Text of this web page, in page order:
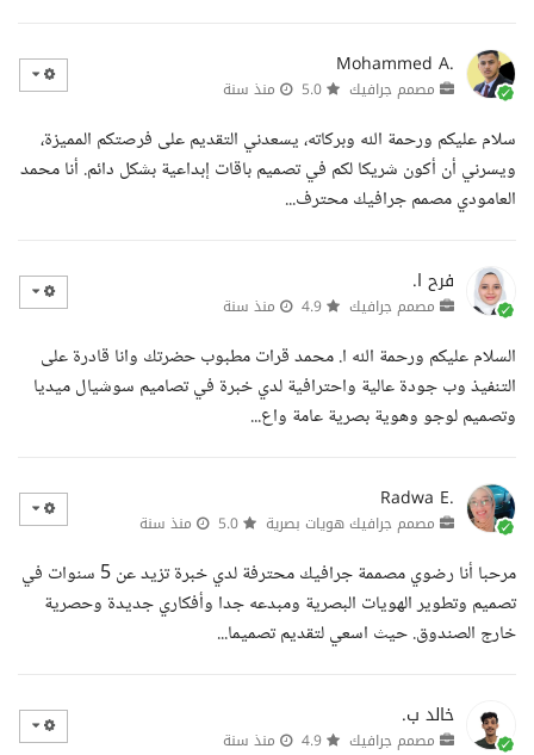
Mohammed A.
مصمم جرافيك منذ سنة
سلام عليكم ورحمة الله وبركاته، يسعدني التقديم على فرصتكم المميزة،
ويسرني أن أكون شريكا لكم في تصميم باقات إبداعية بشكل دائم. أنا محمد
العامودي مصمم جرافيك محترف...
فرح ا.
مصمم جرافيك منذ سنة
السلام عليكم ورحمة الله ا. محمد قرات مطبوب حضرتك وانا قادرة على
التنفيذ وب جودة عالية واحترافية لدي خبرة في تصاميم سوشيال ميديا
وتصميم لوجو وهوية بصرية عامة واع...
Radwa E.
مصمم جرافيك هويات بصرية منذ سنة
مرحبا أنا رضوي مصممة جرافيك محترفة لدي خبرة تزيد عن 5 سنوات في
تصميم وتطوير الهويات البصرية ومبدعه جدا وأفكاري جديدة وحصرية
خارج الصندوق. حيث اسعي لتقديم تصميما...
خالد ب.
مصمم جرافيك منذ سنة